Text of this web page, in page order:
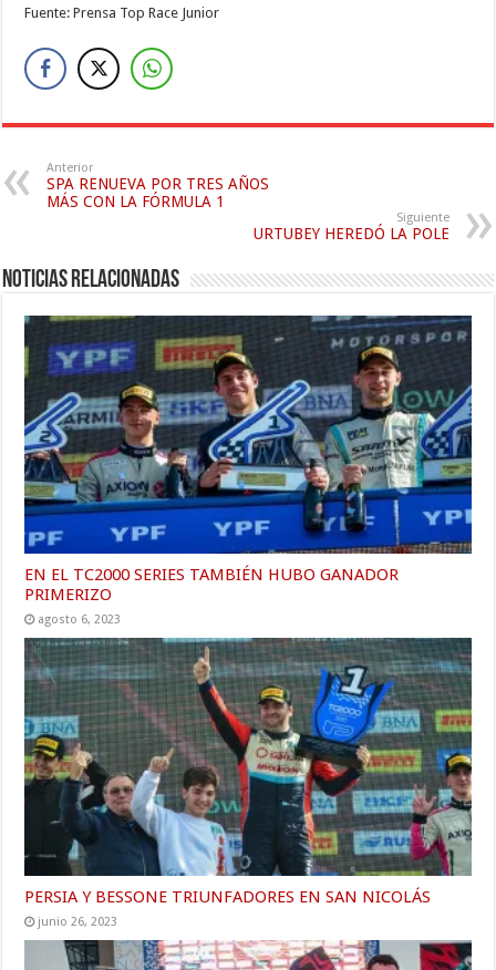
Fuente: Prensa Top Race Junior
Anterior
SPA RENUEVA POR TRES AÑOS
MÁS CON LA FÓRMULA 1
Siguiente
URTUBEY HEREDÓ LA POLE
Noticias relacionadas
EN EL TC2000 SERIES TAMBIÉN HUBO GANADOR
PRIMERIZO
agosto 6, 2023
PERSIA Y BESSONE TRIUNFADORES EN SAN NICOLÁS
junio 26, 2023